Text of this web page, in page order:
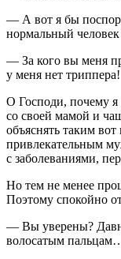
— А вот я бы
нормальный
— За кого вы меня
у меня нет триппера!
О Господи, почему я
со своей мамой и
объяснять таким
привлекательным
с заболеваниями,
Но тем не менее
Поэтому спокойно
— Вы уверены?
волосатым